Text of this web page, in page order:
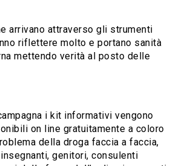
arrivano attraverso gli strumenti
riflettere molto e portano sanità
mettendo verità al posto delle
i kit informativi vengono
on line gratuitamente a coloro
della droga faccia a faccia,
genitori, consulenti